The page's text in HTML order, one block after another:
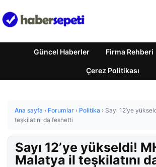
Güncel Haberler Firma Rehberi
Çerez Politikası
Ana sayfa › Forumlar › Politika › Sayı 12’ye
teşkilatını da feshetti
Sayı 12’ye yükseldi!
Malatya il teşkilatını